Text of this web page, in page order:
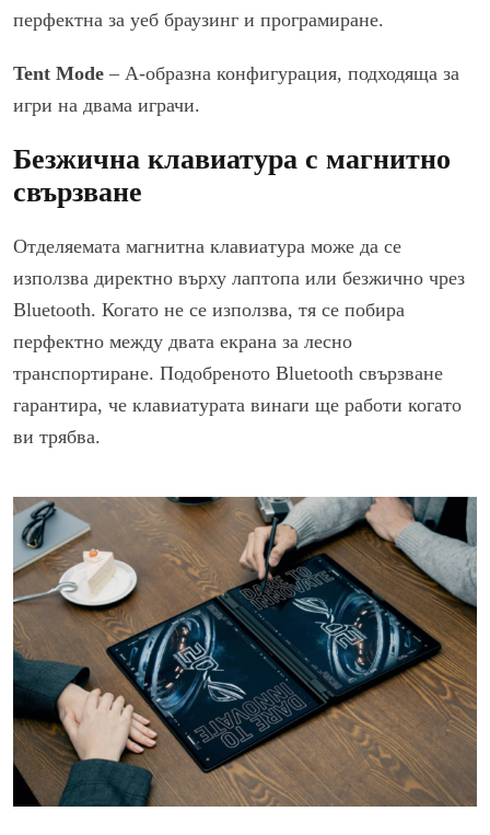
перфектна за уеб браузинг и програмиране.
Tent Mode – А-образна конфигурация, подходяща за
игри на двама играчи.
Безжична клавиатура с магнитно
свързване
Отделяемата магнитна клавиатура може да се
използва директно върху лаптопа или безжично чрез
Bluetooth. Когато не се използва, тя се побира
перфектно между двата екрана за лесно
транспортиране. Подобреното Bluetooth свързване
гарантира, че клавиатурата винаги ще работи когато
ви трябва.